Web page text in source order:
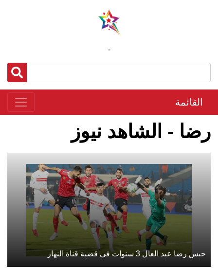
-
القائمة
رضا - الشاهد نيوز
حبس رضا عبد العال 3 سنوات في قضية قناة النهار